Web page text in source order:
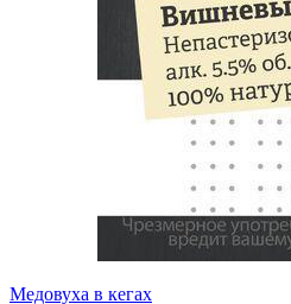
Медовуха в кегах